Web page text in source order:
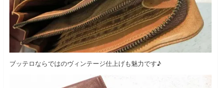
ブッテロならではのヴィンテージ仕上げも魅力です♪